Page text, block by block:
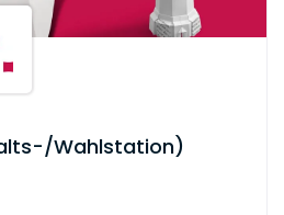
Wahlstation)